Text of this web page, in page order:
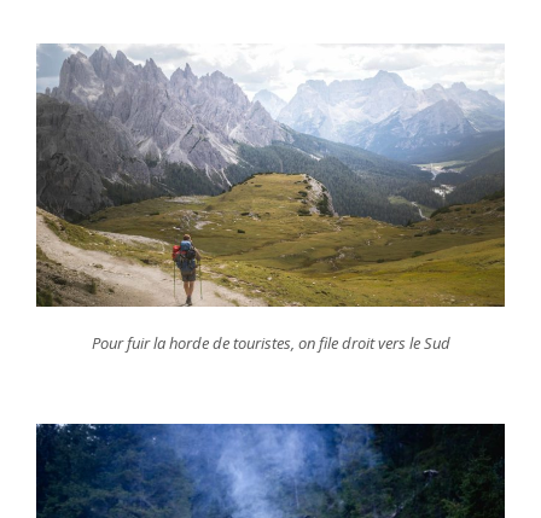
Pour fuir la horde de touristes, on file droit vers le Sud